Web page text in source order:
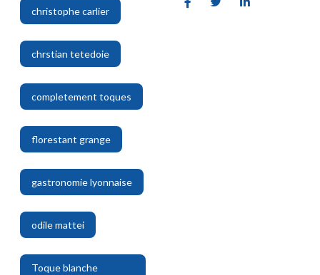
christophe carlier
,
chrstian tetedoie
,
completement toques
,
florestant grange
,
gastronomie lyonnaise
,
odile mattei
,
Toque blanche